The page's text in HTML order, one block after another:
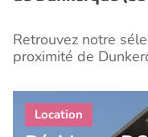
Retrouvez notre
proximité de